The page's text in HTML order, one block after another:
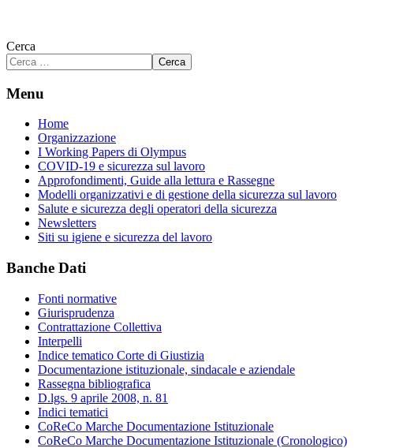
Cerca
Cerca
Menu
Home
Organizzazione
I Working Papers di Olympus
COVID-19 e sicurezza sul lavoro
Approfondimenti, Guide alla lettura e Rassegne
Modelli organizzativi e di gestione della sicurezza sul lavoro
Salute e sicurezza degli operatori della sicurezza
Newsletters
Siti su igiene e sicurezza del lavoro
Banche Dati
Fonti normative
Giurisprudenza
Contrattazione Collettiva
Interpelli
Indice tematico Corte di Giustizia
Documentazione istituzionale, sindacale e aziendale
Rassegna bibliografica
D.lgs. 9 aprile 2008, n. 81
Indici tematici
CoReCo Marche Documentazione Istituzionale
CoReCo Marche Documentazione Istituzionale (Cronologico)